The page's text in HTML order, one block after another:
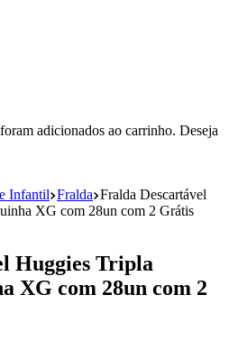
adicionados ao carrinho. Deseja
Infantil Fralda Fralda Descartável
XG com 28un com 2 Grátis
Huggies Tripla
XG com 28un com 2